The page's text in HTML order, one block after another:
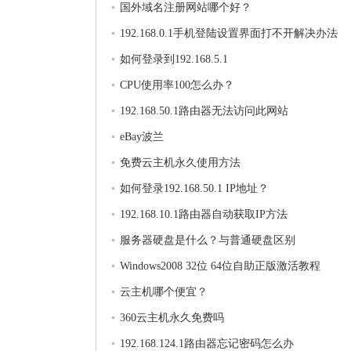
国外域名注册网站哪个好？
192.168.0.1手机登陆设置界面打不开解决办法
如何登录到192.168.5.1
CPU使用率100怎么办？
192.168.50.1路由器无法访问此网站
eBay波兰
免费云主机永久使用方法
如何登录192.168.50.1 IP地址？
192.168.10.1路由器自动获取IP方法
服务器硬盘是什么？与普通硬盘区别
Windows2008 32位 64位自助正版激活教程
云主机哪个便宜？
360云主机永久免费吗
192.168.124.1路由器忘记密码怎么办